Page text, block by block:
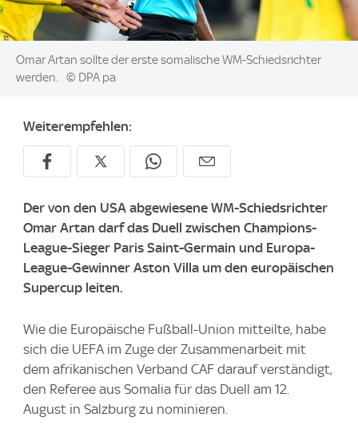
Image:
Omar Artan sollte der erste somalische WM-Schiedsrichter
werden.
© DPA pa
Weiterempfehlen:
Der von den USA abgewiesene WM-Schiedsrichter
Omar Artan darf das Duell zwischen Champions-
League-Sieger Paris Saint-Germain und Europa-
League-Gewinner Aston Villa um den europäischen
Supercup leiten.
Wie die Europäische Fußball-Union mitteilte, habe
sich die UEFA im Zuge der Zusammenarbeit mit
dem afrikanischen Verband CAF darauf verständigt,
den Referee aus Somalia für das Duell am 12.
August in Salzburg zu nominieren.